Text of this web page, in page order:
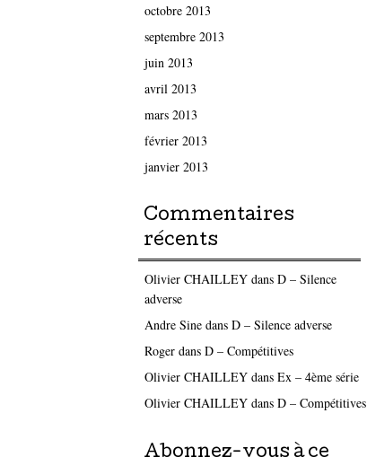
octobre 2013
septembre 2013
juin 2013
avril 2013
mars 2013
février 2013
janvier 2013
Commentaires
récents
Olivier CHAILLEYdans D – Silence
adverse
Andre Sinedans D – Silence adverse
Rogerdans D – Compétitives
Olivier CHAILLEYdans Ex – 4ème série
Olivier CHAILLEYdans D – Compétitives
Abonnez-vous à ce